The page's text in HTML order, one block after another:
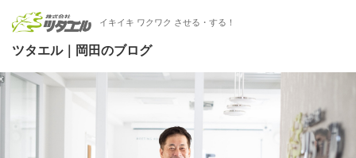
イキイキ ワクワク させる・する！
ツタエル｜岡田のブログ